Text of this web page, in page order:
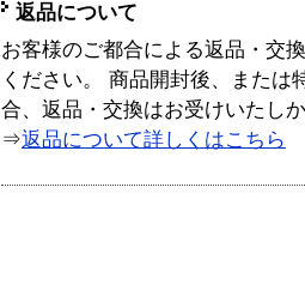
返品について
お客様のご都合による返品・交
ください。 商品開封後、または
合、返品・交換はお受けいたし
⇒返品について詳しくはこちら